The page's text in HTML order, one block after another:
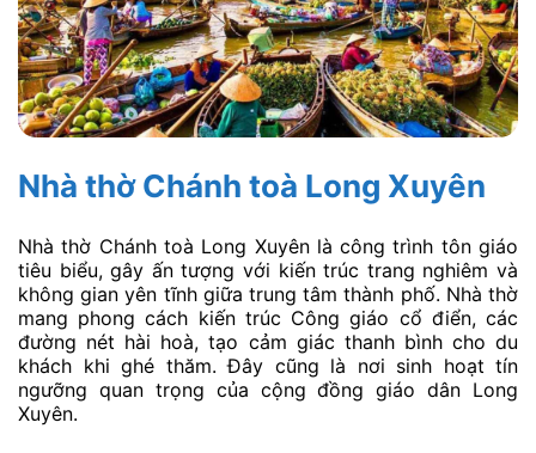
Nhà thờ Chánh toà Long Xuyên
Nhà thờ Chánh toà Long Xuyên là công trình tôn giáo
tiêu biểu, gây ấn tượng với kiến trúc trang nghiêm và
không gian yên tĩnh giữa trung tâm thành phố. Nhà thờ
mang phong cách kiến trúc Công giáo cổ điển, các
đường nét hài hoà, tạo cảm giác thanh bình cho du
khách khi ghé thăm. Đây cũng là nơi sinh hoạt tín
ngưỡng quan trọng của cộng đồng giáo dân Long
Xuyên.